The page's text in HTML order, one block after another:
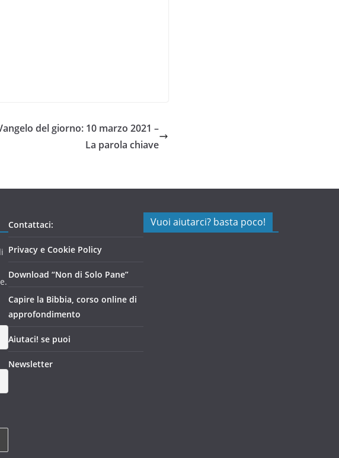
del giorno: 10 marzo 2021 –
La parola chiave
Contattaci:
Privacy e Cookie Policy
Download “Non di Solo Pane”
Capire la Bibbia, corso online di
approfondimento
Aiutaci! se puoi
Newsletter
Vuoi aiutarci? basta poco!